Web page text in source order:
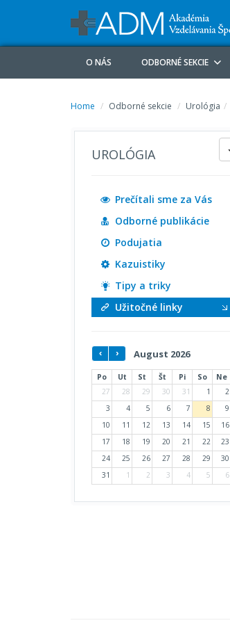
O NÁS ODBORNÉ SEKCIE
Home Odborné sekcie Urológia
UROLÓGIA
Prečítali sme za Vás
Odborné publikácie
Podujatia
Kazuistiky
Tipy a triky
Užitočné linky
August 2026
Po Ut St Št Pi So
Ne
27
28 29 30 31 1
2
3
4 5 6 7 8
9
10
11 12 13 14 15
16
17
18 19 20 21 22
23
24
25 26 27 28 29
30
31
1 2 3 4 5 6